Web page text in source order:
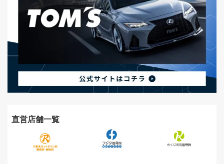
直営店舗一覧